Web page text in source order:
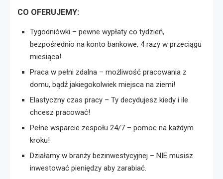
CO OFERUJEMY:
Tygodniówki – pewne wypłaty co tydzień,
bezpośrednio na konto bankowe, 4 razy w przeciągu
miesiąca!
Praca w pełni zdalna – możliwość pracowania z
domu, bądź jakiegokolwiek miejsca na ziemi!
Elastyczny czas pracy – Ty decydujesz kiedy i ile
chcesz pracować!
Pełne wsparcie zespołu 24/7 – pomoc na każdym
kroku!
Działamy w branży bezinwestycyjnej – NIE musisz
inwestować pieniędzy aby zarabiać.